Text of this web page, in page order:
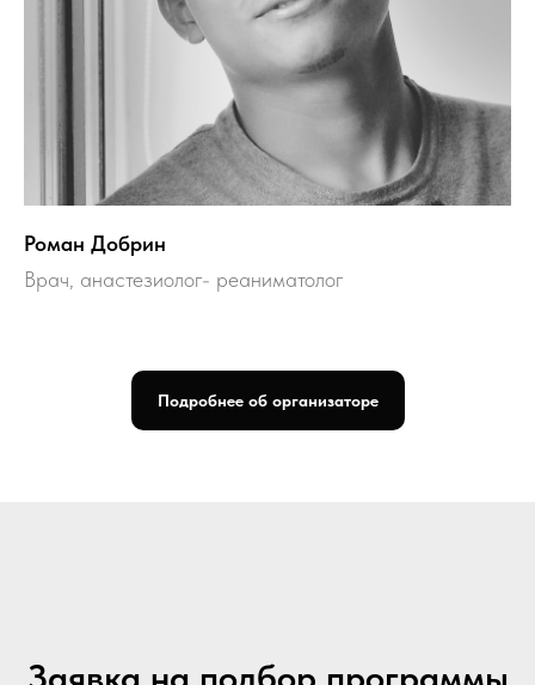
Роман Добрин
Врач, анастезиолог- реаниматолог
Подробнее об организаторе